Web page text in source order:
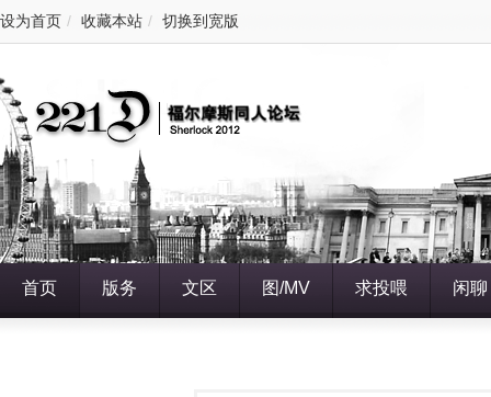
设为首页 / 收藏本站 / 切换到宽版
首页 版务 文区 图/MV 求投喂 闲聊